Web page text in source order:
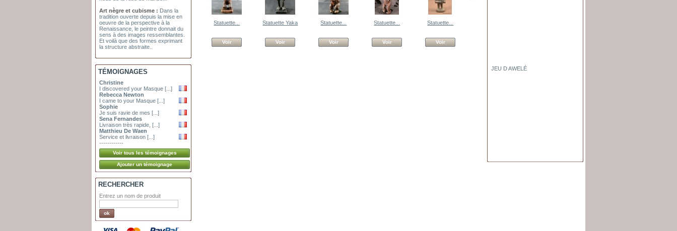
Art nègre et cubisme : Dans la
tradition ouverte depuis la mise en
oeuvre de la perspective à la
Renaissance, le peintre donnait du
sens à des images ressemblantes.
Et voilà que des formes exprimant
la structure abstraite..
TÉMOIGNAGES
Christine
I discovered your Masque [...]
Rebecca Newton
I came to your Masque [...]
Sophie
Je suis ravie de mes [...]
Sena Fernandes
Livraison très rapide, [...]
Matthieu De Waen
Service et livraison [...]
------------
RECHERCHER
Entrez un nom de produit
Statuette...
Voir
Statuette Yaka
Voir
Statuette...
Voir
Statuette...
Voir
Statuette...
Voir
JEU D AWELÉ